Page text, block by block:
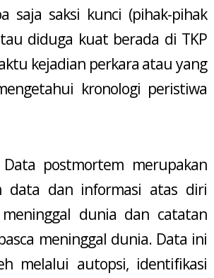
saja saksi kunci (pihak-pihak
diduga kuat berada di TKP
kejadian perkara atau yang
kronologi peristiwa
postmortem merupakan
data dan informasi atas diri
dunia dan catatan
meninggal dunia. Data ini
melalui autopsi, identifikasi